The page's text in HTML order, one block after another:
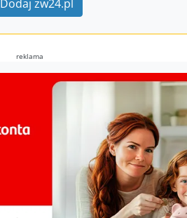
Dodaj zw24.pl
reklama